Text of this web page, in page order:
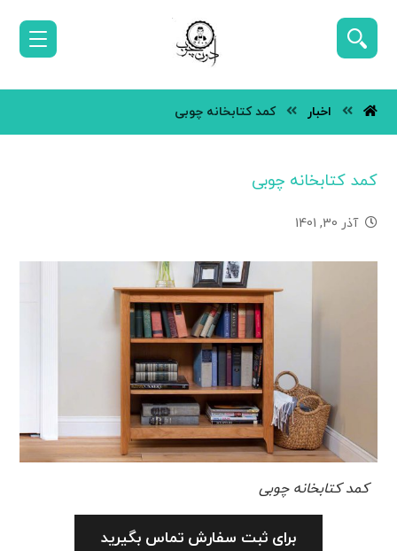
اخبار کمد کتابخانه چوبی
کمد کتابخانه چوبی
آذر 30, 1401
کمد کتابخانه چوبی
برای ثبت سفارش تماس بگیرید